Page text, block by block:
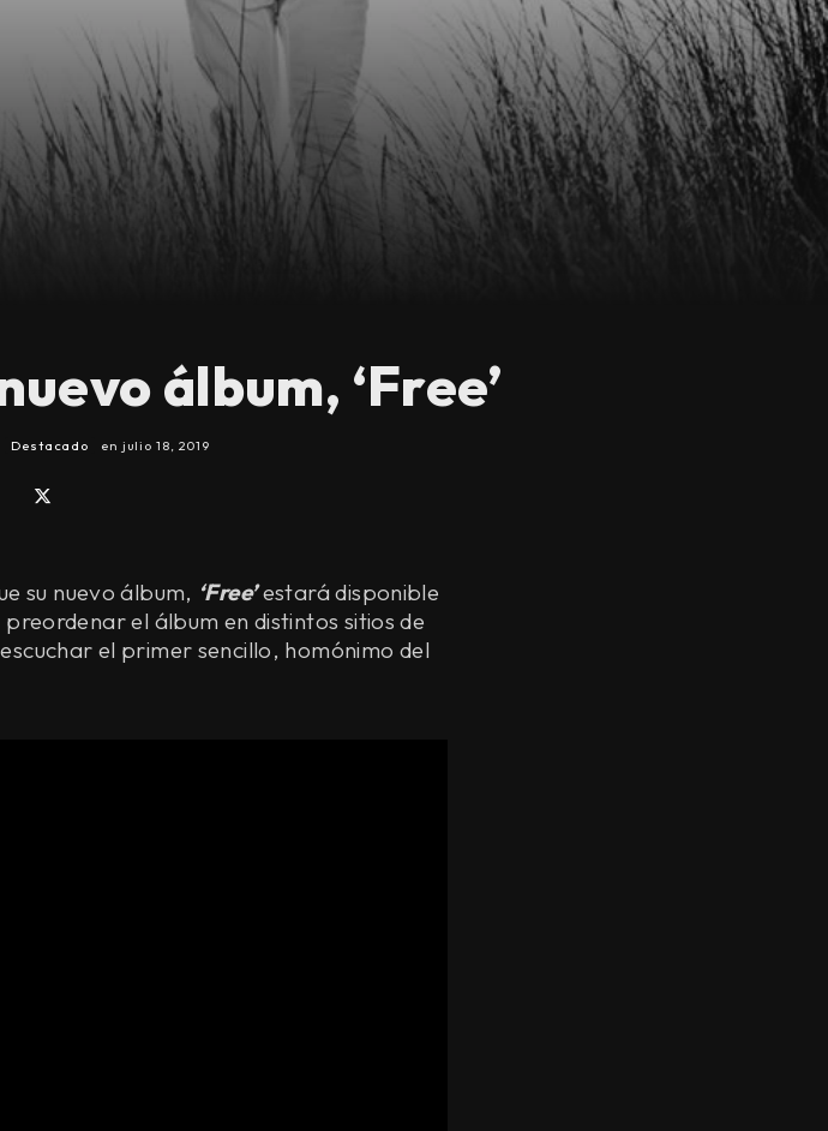
álbum, ‘Free’
Destacado en julio 18, 2019
su nuevo álbum, ‘Free’estará disponible
el álbum en distintos sitios de
el primer sencillo, homónimo del